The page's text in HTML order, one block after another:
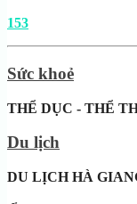
153
Sức khoẻ
THỂ DỤC - THỂ
Du lịch
DU LỊCH HÀ